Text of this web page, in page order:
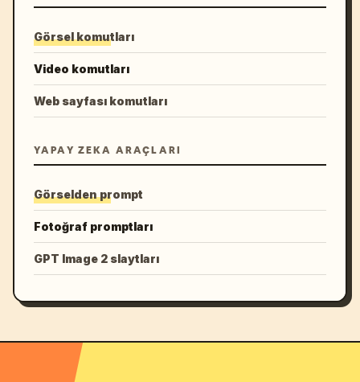
Görsel komutları
Video komutları
Web sayfası komutları
YAPAY ZEKA ARAÇLARI
Görselden prompt
Fotoğraf promptları
GPT Image 2 slaytları